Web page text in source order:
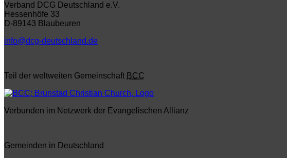
Verband DCG Deutschland e.V.
Hessenhöfe 33
D-89143 Blaubeuren
info@dcg-deutschland.de
Teil der weltweiten Gemeinschaft BCC
Verbunden im Netzwerk der Evangelischen Allianz
Gemeinden in Deutschland